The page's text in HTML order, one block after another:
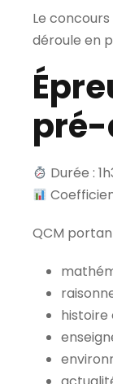
Le
déroule en
Durée :
QCM
histoire